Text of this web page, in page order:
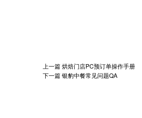
上一篇烘焙门店PC预订单操作手册
下一篇银豹中餐常见问题QA